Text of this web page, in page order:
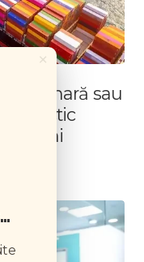
veterinară sau
practic
români
×